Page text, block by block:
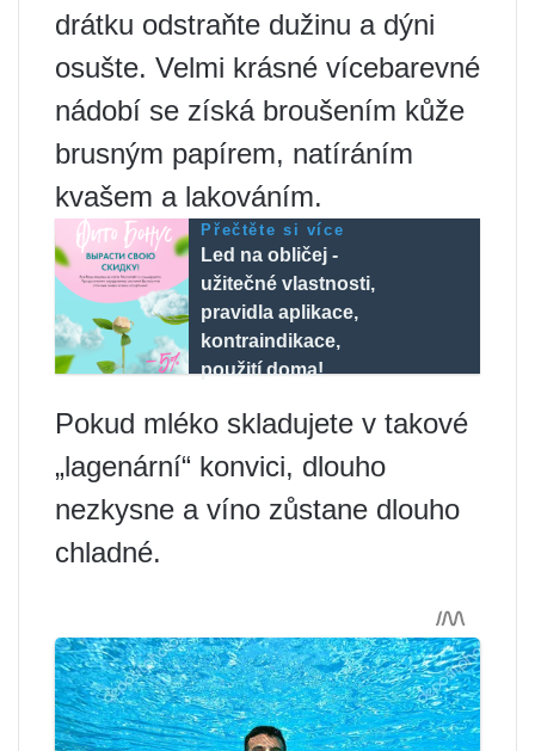
drátku odstraňte dužinu a dýni
osušte. Velmi krásné vícebarevné
nádobí se získá broušením kůže
brusným papírem, natíráním
kvašem a lakováním.
Přečtěte si více
Led na obličej -
užitečné vlastnosti,
pravidla aplikace,
kontraindikace,
použití doma!
Pokud mléko skladujete v takové
„lagenární“ konvici, dlouho
nezkysne a víno zůstane dlouho
chladné.